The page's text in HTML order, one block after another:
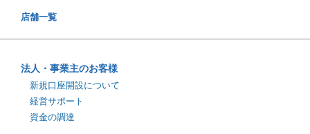
店舗一覧
法人・事業主のお客様
新規口座開設について
経営サポート
資金の調達